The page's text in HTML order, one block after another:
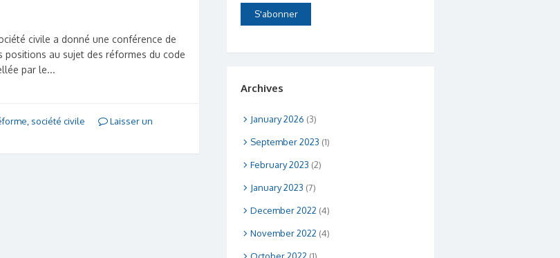
civile a donné une conférence de
positions au sujet des réformes du code
par le...
société civile
Laisser un
Archives
January 2026 (3)
September 2023 (1)
February 2023 (2)
January 2023 (7)
December 2022 (4)
November 2022 (4)
October 2022 (1)